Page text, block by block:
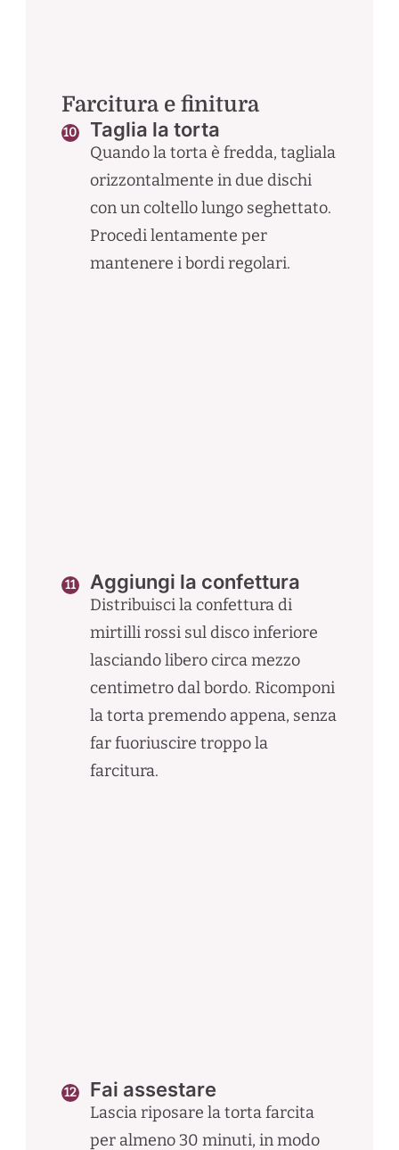
Farcitura e finitura
Taglia la torta
Quando la torta è fredda, tagliala
orizzontalmente in due dischi
con un coltello lungo seghettato.
Procedi lentamente per
mantenere i bordi regolari.
Aggiungi la confettura
Distribuisci la confettura di
mirtilli rossi sul disco inferiore
lasciando libero circa mezzo
centimetro dal bordo. Ricomponi
la torta premendo appena, senza
far fuoriuscire troppo la
farcitura.
Fai assestare
Lascia riposare la torta farcita
per almeno 30 minuti, in modo